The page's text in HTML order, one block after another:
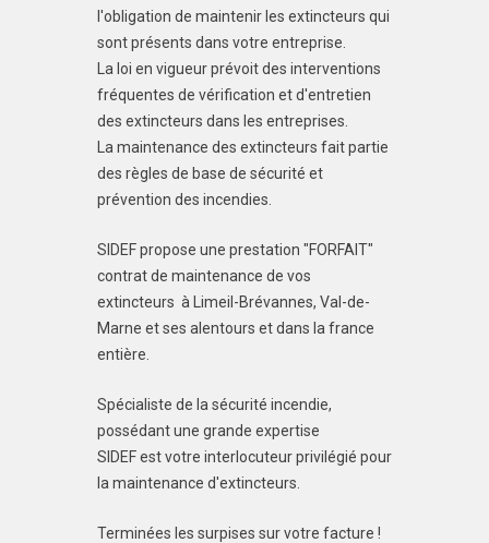
l'obligation de maintenir les extincteurs qui
sont présents dans votre entreprise.
La loi en vigueur prévoit des interventions
fréquentes de vérification et d'entretien
des extincteurs dans les entreprises.
La maintenance des extincteurs fait partie
des règles de base de sécurité et
prévention des incendies.
SIDEF propose une prestation "FORFAIT"
contrat de maintenance de vos
extincteurs à Limeil-Brévannes, Val-de-
Marne et ses alentours et dans la france
entière.
Spécialiste de la sécurité incendie,
possédant une grande expertise
SIDEF est votre interlocuteur privilégié pour
la maintenance d'extincteurs.
Terminées les surpises sur votre facture !